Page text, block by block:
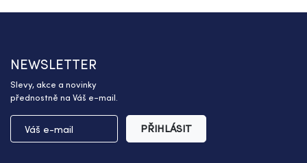
NEWSLETTER
Slevy, akce a novinky
přednostně na Váš e-mail.
PŘIHLÁSIT